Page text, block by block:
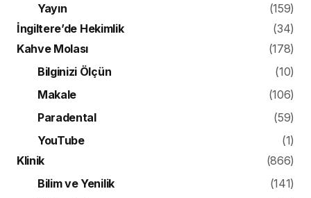
Yayın
(159)
İngiltere’de Hekimlik
(34)
Kahve Molası
(178)
Bilginizi Ölçün
(10)
Makale
(106)
Paradental
(59)
YouTube
(1)
Klinik
(866)
Bilim ve Yenilik
(141)